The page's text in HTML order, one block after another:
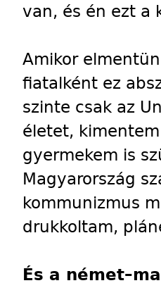
van, és én ezt a
Amikor
fiatalként ez
szinte csak az
életet,
gyermekem is
Magyarország
kommunizmus
drukkoltam,
És a